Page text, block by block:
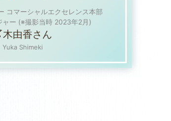
コマーシャルエクセレンス本部
ャー (※撮影当時 2023年2月)
木由香さん
Yuka Shimeki